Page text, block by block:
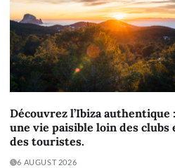
Découvrez l’Ibiza authentique :
une vie paisible loin des clubs
des touristes.
6 AUGUST 2026